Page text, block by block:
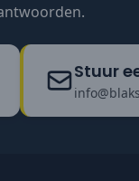
Stuur